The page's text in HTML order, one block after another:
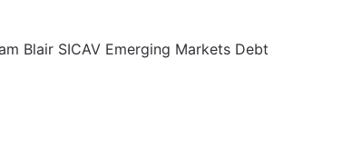
Blair SICAV Emerging Markets Debt